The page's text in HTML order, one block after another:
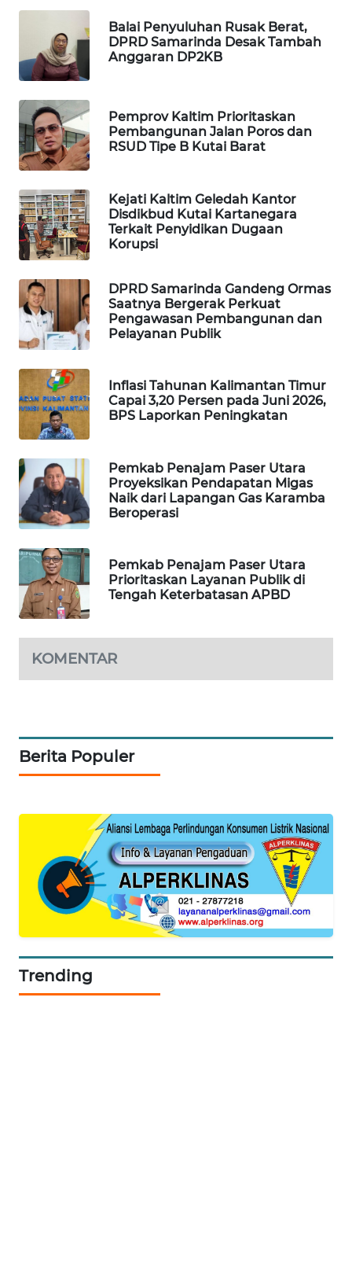
Balai Penyuluhan Rusak Berat,
DPRD Samarinda Desak Tambah
Anggaran DP2KB
Pemprov Kaltim Prioritaskan
Pembangunan Jalan Poros dan
RSUD Tipe B Kutai Barat
Kejati Kaltim Geledah Kantor
Disdikbud Kutai Kartanegara
Terkait Penyidikan Dugaan
Korupsi
DPRD Samarinda Gandeng Ormas
Saatnya Bergerak Perkuat
Pengawasan Pembangunan dan
Pelayanan Publik
Inflasi Tahunan Kalimantan Timur
Capai 3,20 Persen pada Juni 2026,
BPS Laporkan Peningkatan
Pemkab Penajam Paser Utara
Proyeksikan Pendapatan Migas
Naik dari Lapangan Gas Karamba
Beroperasi
Pemkab Penajam Paser Utara
Prioritaskan Layanan Publik di
Tengah Keterbatasan APBD
KOMENTAR
Berita Populer
Trending
WAHANA
SELEB
PERSONA
WAHANA
OTOMOTIF
WAHANA
HEALTH
WAHANA
DESA
WISATA
LAPAK
WAHANA
Wahana
Network
LISTRIK
MASYARAKAT
KELISTRIKAN
WALINKI
ID
ID
MARTABAT
PLN
WATCH
LKKI
PORTAL
KONSUMEN